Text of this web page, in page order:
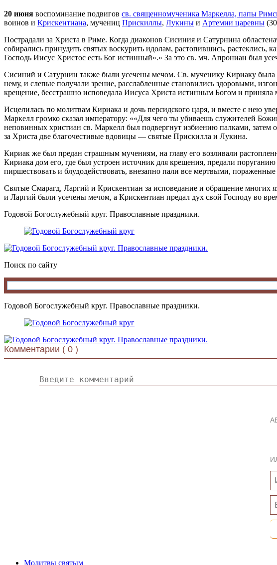
20 июня воспоминание подвигов св. священномученика Маркелла, папы
воинов и Крискентиана, мучениц Прискиллы, Лукины и Артемии царевны
Пострадали за Христа в Риме. Когда диаконов Сисиния и Сатурнина
собирались принудить святых воскурить идолам, растопившись,
Господь Иисус Христос есть Бог истинный».
За это св. мч. Апрониан был
Сисиний и Сатурнин также были усечены мечом. Св. мученику Кириаку была
нему, и слепые получали зрение, расслабленные становились здоровыми,
крещение, бесстрашно исповедала Иисуса Христа истинным Богом и приняла
Исцелилась по молитвам Кириака и дочь персидского царя, и вместе с нею
Маркелл громко сказал императору:
«Для чего ты убиваешь служителей
неповинных христиан св. Маркелл был подвергнут избиению палками, затем
за Христа две благочестивые вдовицы — святые Прискилла и Лукина.
Кириак же был предан страшным мучениям, на главу его возливали
Кириака дом его, где был устроен источник для крещения, предали
пиршествовать и блудодействовать, внезапно пали все мертвыми,
Святые Смарагд, Ларгий и Крискентиан за исповедание и обращение многих
и Ларгий были усечены мечом, а Крискентиан предал дух свой Господу во
Годовой Богослужебный круг. Православные праздники.
Поиск по сайту
Годовой Богослужебный круг. Православные праздники.
Комментарии ( 0 )
Молитвы святым